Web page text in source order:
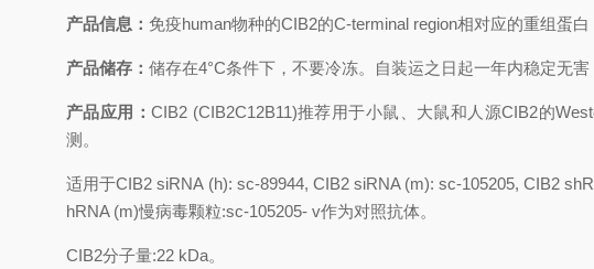
产品信息： 免疫human物种的CIB2的C-terminal region相对应的重组蛋白
产品储存： 储存在4°C条件下，不要冷冻。自装运之日起一年内稳定无害
产品应用：CIB2 (CIB2C12B11)推荐用于小鼠、大鼠和人源CIB2的
测。
适用于CIB2 siRNA (h): sc-89944, CIB2 siRNA (m): sc-105205, CIB2
hRNA (m)慢病毒颗粒:sc-105205- v作为对照抗体。
CIB2分子量:22 kDa。